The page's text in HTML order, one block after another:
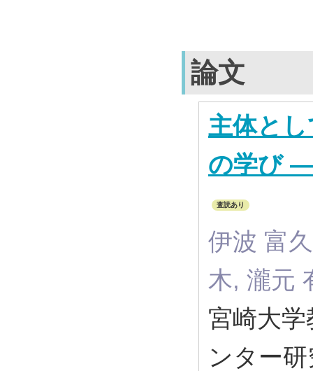
論文
主体と
の学び
査読あり
伊波 富
木, 瀧元
宮崎大
ンター